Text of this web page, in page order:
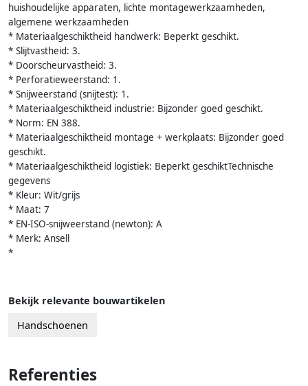
huishoudelijke apparaten, lichte montagewerkzaamheden,
algemene werkzaamheden
* Materiaalgeschiktheid handwerk: Beperkt geschikt.
* Slijtvastheid: 3.
* Doorscheurvastheid: 3.
* Perforatieweerstand: 1.
* Snijweerstand (snijtest): 1.
* Materiaalgeschiktheid industrie: Bijzonder goed geschikt.
* Norm: EN 388.
* Materiaalgeschiktheid montage + werkplaats: Bijzonder goed
geschikt.
* Materiaalgeschiktheid logistiek: Beperkt geschiktTechnische
gegevens
* Kleur: Wit/grijs
* Maat: 7
* EN-ISO-snijweerstand (newton): A
* Merk: Ansell
*
Bekijk relevante bouwartikelen
Handschoenen
Referenties